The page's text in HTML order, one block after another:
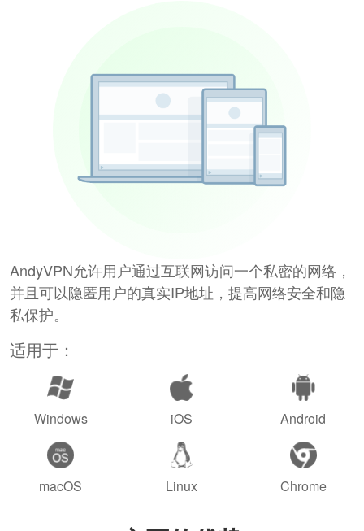
AndyVPN允许用户通过互联网访问一个私密的网络，
并且可以隐匿用户的真实IP地址，提高网络安全和隐
私保护。
适用于：
Windows iOS Android
macOS Linux Chrome